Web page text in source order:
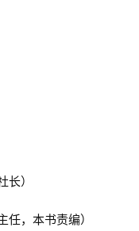
）
任，本书责编）